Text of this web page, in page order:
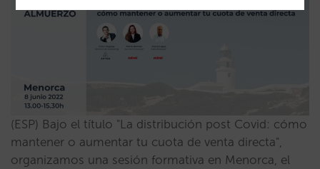
(ESP) Bajo el título "La distribución post Covid: cómo
mantener o aumentar tu cuota de venta directa",
organizamos una sesión formativa en Menorca, el